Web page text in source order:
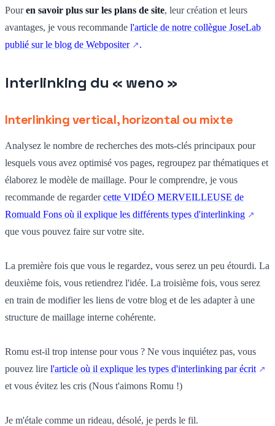
Pouren savoir plus sur les plans de site, leur création et leurs
avantages, je vous recommande l'article de notre collègue JoseLab
publié sur le blog de Webpositer
.
Interlinking du « weno »
Interlinking vertical, horizontal ou mixte
Analysez le nombre de recherches des mots-clés principaux pour
lesquels vous avez optimisé vos pages, regroupez par thématiques et
élaborez le modèle de maillage. Pour le comprendre, je vous
recommande de regardercette VIDÉO MERVEILLEUSE de
Romuald Fons où il explique les différents types d'interlinking
que vous pouvez faire sur votre site.
La première fois que vous le regardez, vous serez un peu étourdi. La
deuxième fois, vous retiendrez l'idée. La troisième fois, vous serez
en train de modifier les liens de votre blog et de les adapter à une
structure de maillage interne cohérente.
Romu est-il trop intense pour vous ? Ne vous inquiétez pas, vous
pouvez lire l'article où il explique les types d'interlinking par écrit
et vous évitez les cris (Nous t'aimons Romu !)
Je m'étale comme un rideau, désolé, je perds le fil.